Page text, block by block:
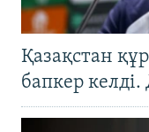
Қазақстан
бапкер